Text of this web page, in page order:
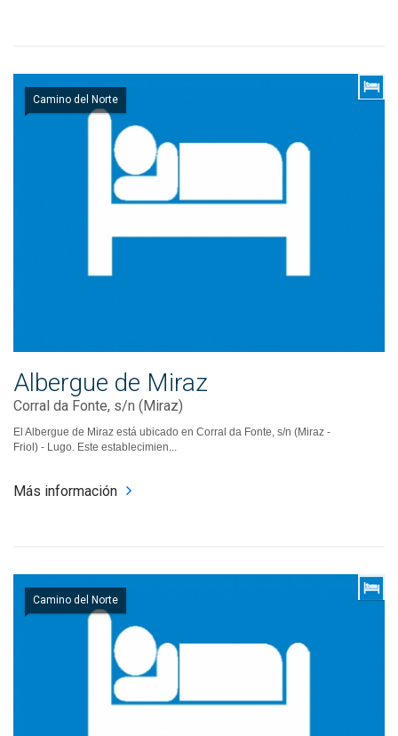
Camino del Norte
Albergue de Miraz
Corral da Fonte, s/n (Miraz)
El Albergue de Miraz está ubicado en Corral da Fonte, s/n (Miraz -
Friol) - Lugo. Este establecimien...
Más información
Camino del Norte